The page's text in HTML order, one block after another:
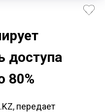
доступа
80%
передает